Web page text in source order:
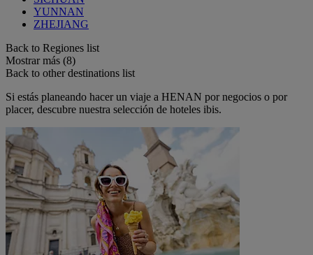
YUNNAN
ZHEJIANG
Back to Regiones list
Mostrar más (8)
Back to other destinations list
Si estás planeando hacer un viaje a HENAN por negocios o por
placer, descubre nuestra selección de hoteles ibis.